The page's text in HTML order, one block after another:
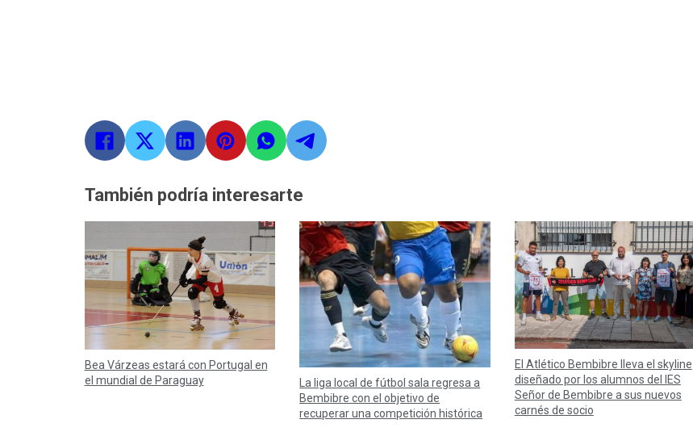
También podría interesarte
Bea Várzeas estará con Portugal en
el mundial de Paraguay
La liga local de fútbol sala regresa a
Bembibre con el objetivo de
recuperar una competición histórica
El Atlético Bembibre lleva el skyline
diseñado por los alumnos del IES
Señor de Bembibre a sus nuevos
carnés de socio